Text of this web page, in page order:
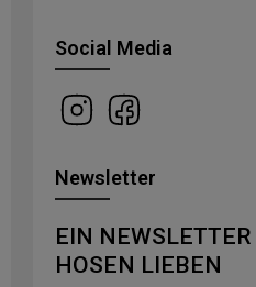
Social Media
Newsletter
EIN
HOSEN LIEBEN